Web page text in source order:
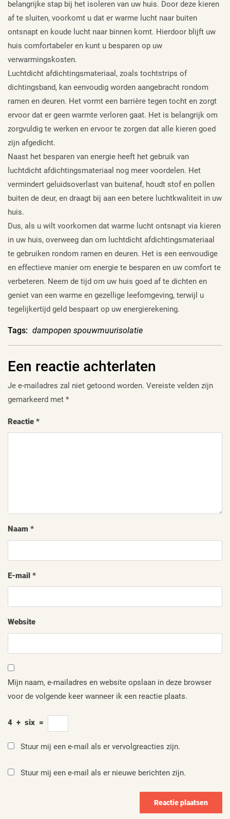
belangrijke stap bij het isoleren van uw huis. Door deze kieren
af te sluiten, voorkomt u dat er warme lucht naar buiten
ontsnapt en koude lucht naar binnen komt. Hierdoor blijft uw
huis comfortabeler en kunt u besparen op uw
verwarmingskosten.
Luchtdicht afdichtingsmateriaal, zoals tochtstrips of
dichtingsband, kan eenvoudig worden aangebracht rondom
ramen en deuren. Het vormt een barrière tegen tocht en zorgt
ervoor dat er geen warmte verloren gaat. Het is belangrijk om
zorgvuldig te werken en ervoor te zorgen dat alle kieren goed
zijn afgedicht.
Naast het besparen van energie heeft het gebruik van
luchtdicht afdichtingsmateriaal nog meer voordelen. Het
vermindert geluidsoverlast van buitenaf, houdt stof en pollen
buiten de deur, en draagt bij aan een betere luchtkwaliteit in uw
huis.
Dus, als u wilt voorkomen dat warme lucht ontsnapt via kieren
in uw huis, overweeg dan om luchtdicht afdichtingsmateriaal
te gebruiken rondom ramen en deuren. Het is een eenvoudige
en effectieve manier om energie te besparen en uw comfort te
verbeteren. Neem de tijd om uw huis goed af te dichten en
geniet van een warme en gezellige leefomgeving, terwijl u
tegelijkertijd geld bespaart op uw energierekening.
Tags: dampopen spouwmuurisolatie
Een reactie achterlaten
Je e-mailadres zal niet getoond worden. Vereiste velden zijn
gemarkeerd met *
Reactie *
Naam *
E-mail *
Website
Mijn naam, e-mailadres en website opslaan in deze browser
voor de volgende keer wanneer ik een reactie plaats.
4 + six =
Stuur mij een e-mail als er vervolgreacties zijn.
Stuur mij een e-mail als er nieuwe berichten zijn.